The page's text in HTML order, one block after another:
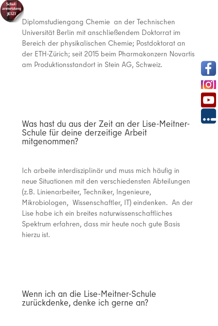
Diplomstudiengang Chemie an der Technischen
Universität Berlin mit anschließendem Doktorrat im
Bereich der physikalischen Chemie; Postdoktorat an
der ETH-Zürich; seit 2015 beim Pharmakonzern Novartis
am Produktionsstandort in Stein AG, Schweiz.
Was hast du aus der Zeit an der Lise-Meitner-
Schule für deine derzeitige Arbeit
mitgenommen?
Ich arbeite interdisziplinär und muss mich häufig in
neue Situationen mit den verschiedensten Abteilungen
(z.B. Linienarbeiter, Techniker, Ingenieure,
Mikrobiologen, Wissenschaftler, IT) eindenken. An der
Lise habe ich ein breites naturwissenschaftliches
Spektrum erfahren, dass mir heute noch gute Basis
hierzu ist.
Wenn ich an die Lise-Meitner-Schule
zurückdenke, denke ich gerne an?